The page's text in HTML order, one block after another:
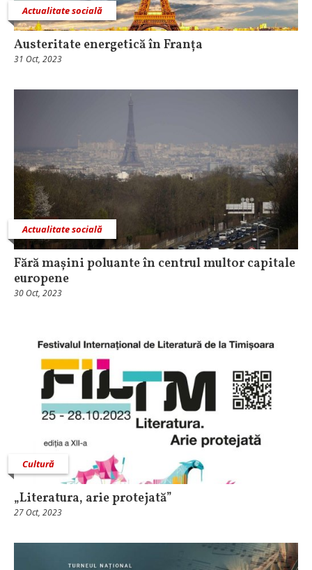
Actualitate socială
Austeritate energetică în Franța
31 Oct, 2023
Actualitate socială
Fără mașini poluante în centrul multor capitale
europene
30 Oct, 2023
Cultură
„Literatura, arie protejată”
27 Oct, 2023